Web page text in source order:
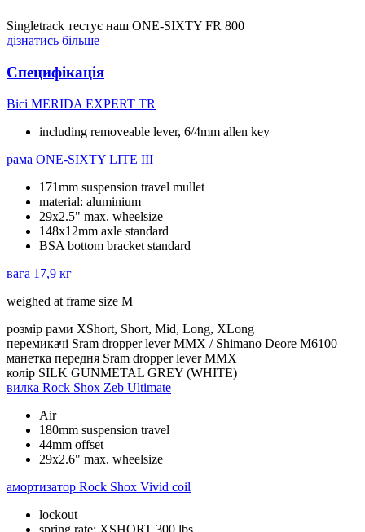
Singletrack тестує наш ONE-SIXTY FR 800
дізнатись більше
Специфікація
Вісі MERIDA EXPERT TR
including removeable lever, 6/4mm allen key
рама ONE-SIXTY LITE III
171mm suspension travel mullet
material: aluminium
29x2.5" max. wheelsize
148x12mm axle standard
BSA bottom bracket standard
вага 17,9 кг
weighed at frame size M
розмір рами XShort, Short, Mid, Long, XLong
перемикачі Sram dropper lever MMX / Shimano Deore M6100
манетка передня Sram dropper lever MMX
колір SILK GUNMETAL GREY (WHITE)
вилка Rock Shox Zeb Ultimate
Air
180mm suspension travel
44mm offset
29x2.6" max. wheelsize
амортизатор Rock Shox Vivid coil
lockout
spring rate: XSHORT 300 lbs